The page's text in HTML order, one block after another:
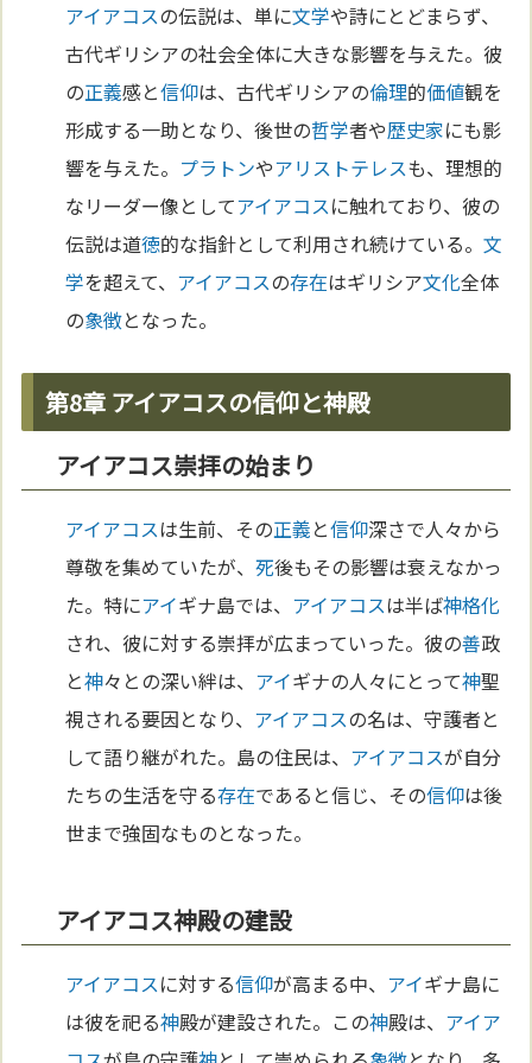
アイアコスの伝説は、単に文学や詩にとどまらず、
古代ギリシアの社会全体に大きな影響を与えた。彼
の正義感と信仰は、古代ギリシアの倫理的価値観を
形成する一助となり、後世の哲学者や歴史家にも影
響を与えた。 プラトンやアリストテレスも、理想的
なリーダー像としてアイアコスに触れており、彼の
伝説は道徳的な指針として利用され続けている。文
学を超えて、 アイアコスの存在はギリシア文化全体
の象徴となった。
第8章 アイアコスの信仰と神殿
アイアコス崇拝の始まり
アイアコスは生前、その正義と信仰深さで人々から
尊敬を集めていたが、死後もその影響は衰えなかっ
た。特にアイギナ島では、 アイアコスは半ば神格化
され、彼に対する崇拝が広まっていった。彼の善政
と神々との深い絆は、 アイギナの人々にとって神聖
視される要因となり、 アイアコスの名は、守護者と
して語り継がれた。島の住民は、 アイアコスが自分
たちの生活を守る存在であると信じ、その信仰は後
世まで強固なものとなった。
アイアコス神殿の建設
アイアコスに対する信仰が高まる中、 アイギナ島に
は彼を祀る神殿が建設された。この神殿は、 アイア